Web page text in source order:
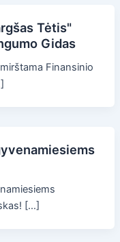
Tėtis"
Gidas
Finansinio
[…]